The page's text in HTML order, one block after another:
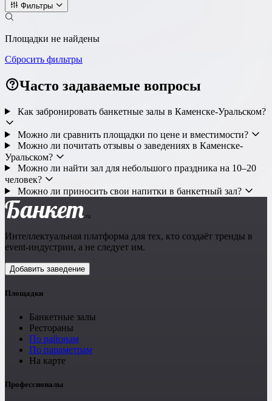
Фильтры
Метро Район Округ
Тип площадки
Ресторан
Банкетный зал
Лофт
Вместимость
до 150 чел
Важные условия
Площадки не найдены
Сбросить фильтры
Часто задаваемые вопросы
Как забронировать банкетные залы в Каменске-Уральском?
Можно ли сравнить площадки по цене и вместимости?
Можно ли почитать отзывы о заведениях в Каменске-
Уральском?
Можно ли найти зал для небольшого праздника на 10–20
человек?
Можно ли приносить свои напитки в банкетный зал?
Банкет .ru
Интеллектуальная платформа для тех, кто создаёт тренды в
event-индустрии, а не следует им.
Добавить заведение
Площадки
Банкетные залы
Рестораны
По районам
По параметрам
На карте
Профессионалы